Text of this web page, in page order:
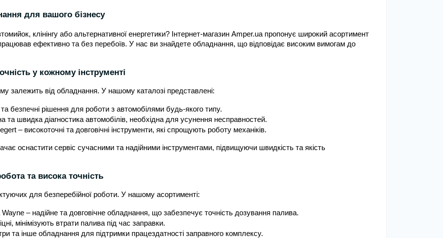
для вашого бізнесу
клінінгу або альтернативної енергетики? Інтернет-магазин Amper.ua пропонує широкий асортимент
ефективно та без перебоїв. У нас ви знайдете обладнання, що відповідає високим вимогам до
у кожному інструменті
залежить від обладнання. У нашому каталозі представлені:
безпечні рішення для роботи з автомобілями будь-якого типу.
та швидка діагностика автомобілів, необхідна для усунення несправностей.
– високоточні та довговічні інструменти, які спрощують роботу механіків.
оснастити сервіс сучасними та надійними інструментами, підвищуючи швидкість та якість
та висока точність
для безперебійної роботи. У нашому асортименті:
– надійне та довговічне обладнання, що забезпечує точність дозування палива.
мінімізують втрати палива під час заправки.
та інше обладнання для підтримки працездатності заправного комплексу.